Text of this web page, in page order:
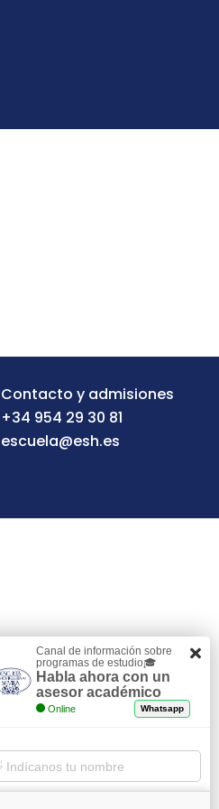
Contacto y admisiones
+34 954 29 30 81
escuela@esh.es
Canal de información sobre
programas de estudio🎓
Habla ahora con un
asesor académico
Online Whatsapp